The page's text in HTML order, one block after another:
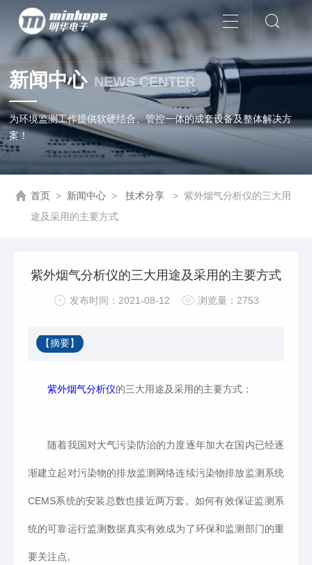
新闻中心 NEWS CENTER
为环境监测工作提供软硬结合、管控一体的成套设备及整体解决方
案！
首页 > 新闻中心 > 技术分享 > 紫外烟气分析仪的三大用
途及采用的主要方式
紫外烟气分析仪的三大用途及采用的主要方式
发布时间：2021-08-12 浏览量：2753
【摘要】
紫外烟气分析仪的三大用途及采用的主要方式：
随着我国对大气污染防治的力度逐年加大在国内已经逐
渐建立起对污染物的排放监测网络连续污染物排放监测系统
CEMS系统的安装总数也接近两万套。如何有效保证监测系
统的可靠运行监测数据真实有效成为了环保和监测部门的重
要关注点。